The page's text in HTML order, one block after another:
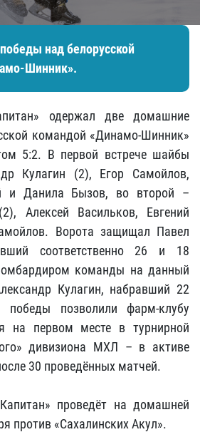
над белорусской
Шинник».
одержал две домашние
командой «Динамо-Шинник»
5:2. В первой встрече шайбы
Кулагин (2), Егор Самойлов,
и Данила Бызов, во второй –
Алексей Васильков, Евгений
Ворота защищал Павел
соответственно 26 и 18
команды на данный
Кулагин, набравший 22
позволили фарм-клубу
на первом месте в турнирной
дивизиона МХЛ – в активе
30 проведённых матчей.
проведёт на домашней
против «Сахалинских Акул».